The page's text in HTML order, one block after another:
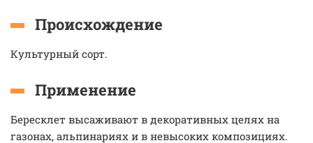
Происхождение
Культурный сорт.
Применение
Бересклет высаживают в декоративных целях на
газонах, альпинариях и в невысоких композициях.